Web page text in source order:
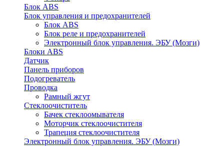
Блок ABS
Блок управления и предохранителей
Блок ABS
Блок реле и предохранителей
Электронный блок управления. ЭБУ (Мозги)
Блоки ABS
Датчик
Панель приборов
Подогреватель
Проводка
Рамный жгут
Стеклоочиститель
Бачек стеклоомывателя
Моторчик стеклоочистителя
Трапеция стеклоочистителя
Электронный блок управления. ЭБУ (Мозги)